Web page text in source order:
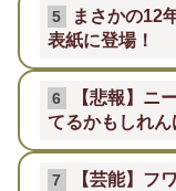
5
まさかの12
表紙に登場！
6
【悲報】ニ
てるかもしれん
7
【芸能】フ